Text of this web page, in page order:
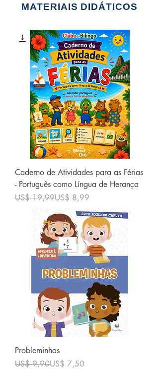
MATERIAIS DIDÁTICOS
Caderno de Atividades para as Férias
- Português como Língua de Herança
Preço normal
US$ 19,99
Preço promocional
US$ 8,99
Probleminhas
Preço normal
US$ 9,90
Preço promocional
US$ 7,50